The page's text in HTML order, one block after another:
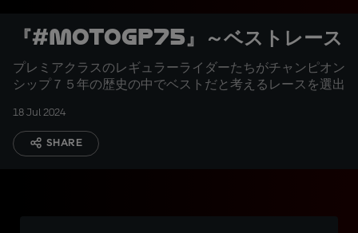
『#MotoGP75』～ベストレース
プレミアクラスのレギュラーライダーたちがチャンピオン
シップ７５年の歴史の中でベストだと考えるレースを選出
18 Jul 2024
SHARE